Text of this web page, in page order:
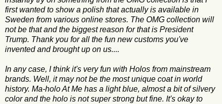
first wanted to show a polish that actually is available in
Sweden from various online stores. The OMG collection will
not be that and the biggest reason for that is President
Trump. Thank you for all the fun new customs you've
invented and brought up on us....
In any case, I think it's very fun with Holos from mainstream
brands. Well, it may not be the most unique coat in world
history. Ma-holo At Me has a light blue, almost a bit of silvery
color and the holo is not super strong but fine. It's okay to